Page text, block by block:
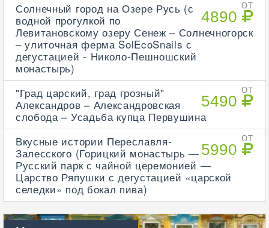
ОТ
4890
Солнечный город на Озере Русь (с
водной прогулкой по
Левитановскому озеру Сенеж – Солнечногорск
– улиточная ферма SolEcoSnails с
дегустацией - Николо-Пешношский
монастырь)
ОТ
5490
"Град царский, град грозный"
Александров – Александровская
слобода – Усадьба купца Первушина
ОТ
5990
Вкусные истории Переславля-
Залесского (Горицкий монастырь —
Русский парк с чайной церемонией —
Царство Ряпушки с дегустацией «царской
селедки» под бокал пива)